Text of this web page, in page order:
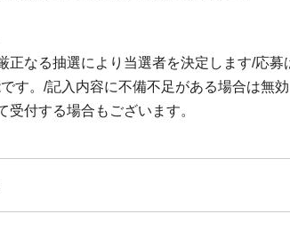
なる抽選により当選者を決定します/応
す。/記入内容に不備不足がある場合は無
受付する場合もございます。